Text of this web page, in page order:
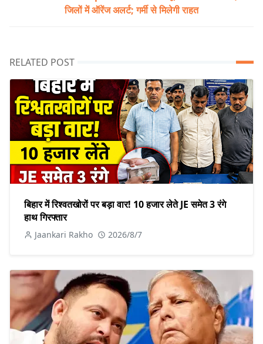
जिलों में ऑरेंज अलर्ट; गर्मी से मिलेगी राहत
RELATED POST
बिहार में रिश्वतखोरों पर बड़ा वार! 10 हजार लेते JE समेत 3 रंगे
हाथ गिरफ्तार
Jaankari Rakho 2026/8/7